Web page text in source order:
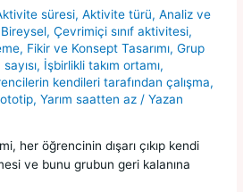
süresi,Aktivite türü,Analiz ve
Bireysel,Çevrimiçi sınıf aktivitesi,
, Fikir ve Konsept Tasarımı,Grup
, İşbirlikli takım ortamı,
kendileri tarafından çalışma,
,Yarım saatten az / Yazan
her öğrencinin dışarı çıkıp kendi
ve bunu grubun geri kalanına